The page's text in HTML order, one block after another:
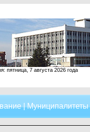
пятница, 7 августа 2026 года
|Муниципалитеты